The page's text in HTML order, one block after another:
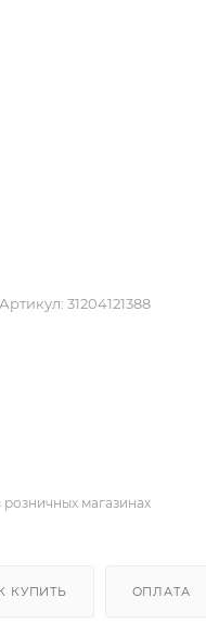
Артикул: 31204121388
магазинах
КУПИТЬ ОПЛАТА